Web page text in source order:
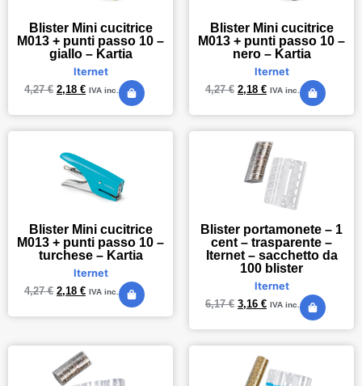
Blister Mini cucitrice
M013 + punti passo 10 –
giallo – Kartia
Iternet
4,27€ 2,18 € IVA inc.
Blister Mini cucitrice
M013 + punti passo 10 –
nero – Kartia
Iternet
4,27€ 2,18 € IVA inc.
Blister Mini cucitrice
M013 + punti passo 10 –
turchese – Kartia
Iternet
4,27€ 2,18 € IVA inc.
Blister portamonete – 1
cent – trasparente –
Iternet – sacchetto da
100 blister
Iternet
6,17€ 3,16 € IVA inc.